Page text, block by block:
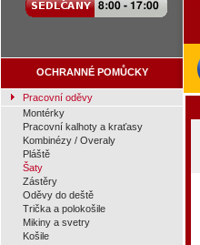
OCHRANNÉ POMŮCKY
Pracovní oděvy
Montérky
Pracovní kalhoty a kraťasy
Kombinézy / Overaly
Pláště
Šaty
Zástěry
Oděvy do deště
Trička a polokošile
Mikiny a svetry
Košile